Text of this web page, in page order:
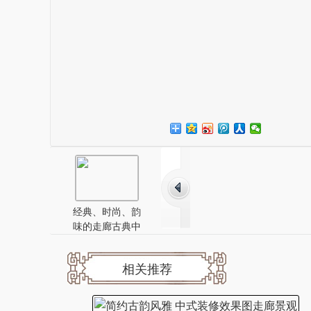
经典、时尚、韵
味的走廊古典中
图
相关推荐